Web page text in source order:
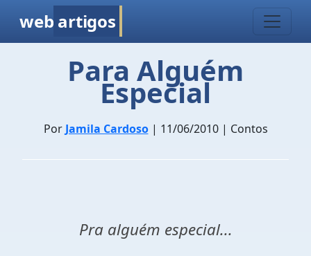
web artigos
Para Alguém
Especial
Por Jamila Cardoso| 11/06/2010 | Contos
Pra alguém especial...